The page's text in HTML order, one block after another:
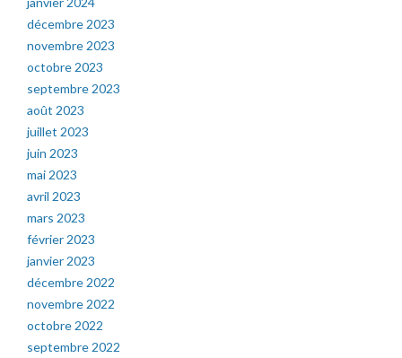
décembre 2023
novembre 2023
octobre 2023
septembre 2023
août 2023
juillet 2023
juin 2023
mai 2023
avril 2023
mars 2023
février 2023
janvier 2023
décembre 2022
novembre 2022
octobre 2022
septembre 2022